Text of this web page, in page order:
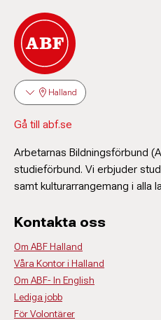
Halland
Gå till abf.se
Arbetarnas Bildningsförbund
studieförbund. Vi erbjuder
samt kulturarrangemang i alla
Kontakta oss
Om ABF Halland
Våra Kontor i Halland
Om ABF- In English
Lediga jobb
För Volontärer